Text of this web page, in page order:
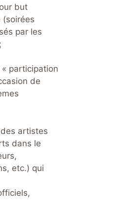
but
(soirées
par les
« participation
de
artistes
dans le
etc.) qui